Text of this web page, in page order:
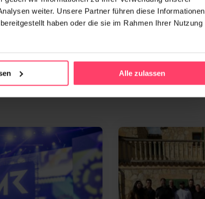
weiter. Unsere Partner führen diese Informationen
haben oder die sie im Rahmen Ihrer Nutzung
Alle zulassen